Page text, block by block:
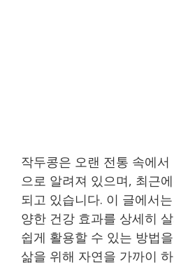
작두콩은 오랜 전통 속에
으로 알려져 있으며, 최근
되고 있습니다. 이 글에서
양한 건강 효과를 상세히
쉽게 활용할 수 있는 방법
삶을 위해 자연을 가까이